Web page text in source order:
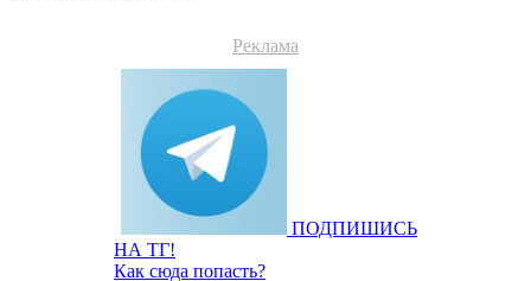
Реклама
ПОДПИШИСЬ
НА ТГ!
Как сюда попасть?